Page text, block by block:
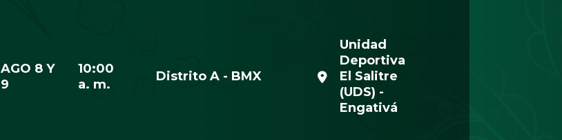
AGO 8 Y
9
10:00
a. m.
Distrito A - BMX
Unidad
Deportiva
El Salitre
(UDS) -
Engativá